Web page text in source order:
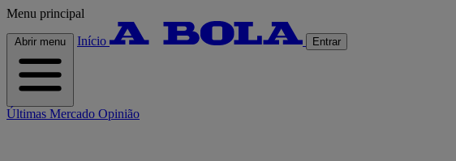
Menu principal
Abrir menu Início Entrar
Últimas Mercado Opinião